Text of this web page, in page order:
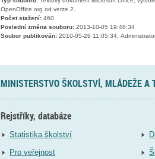
OpenOffice.org od verze 2.
Počet stažení:460
Poslední změna souboru:2013-10-05 19:48:34
Soubor publikován:2010-05-26 11:05:34,
MINISTERSTVO ŠKOLSTVÍ, MLÁDEŽE A
Rejstříky, databáze
Statistika školství
Pro veřejnost